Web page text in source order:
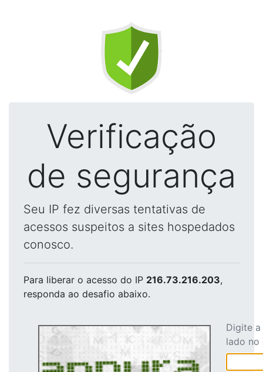
Verificação
de segurança
Seu IP fez diversas tentativas de
acessos suspeitos a sites hospedados
conosco.
Para liberar o acesso do IP 216.73.216.203,
responda ao desafio abaixo.
Digite
lado no